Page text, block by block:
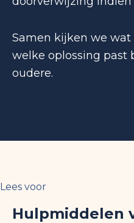
Samen kijken we
welke oplossing past
oudere.
Lees voor
Hulpmiddelen